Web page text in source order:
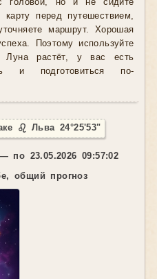
головой, но и не сидите
перед путешествием,
маршрут. Хорошая
Поэтому используйте
растёт, у вас есть
и подготовиться по-
♌ Льва 24°25'53"
по 23.05.2026 09:57:02
общий прогноз